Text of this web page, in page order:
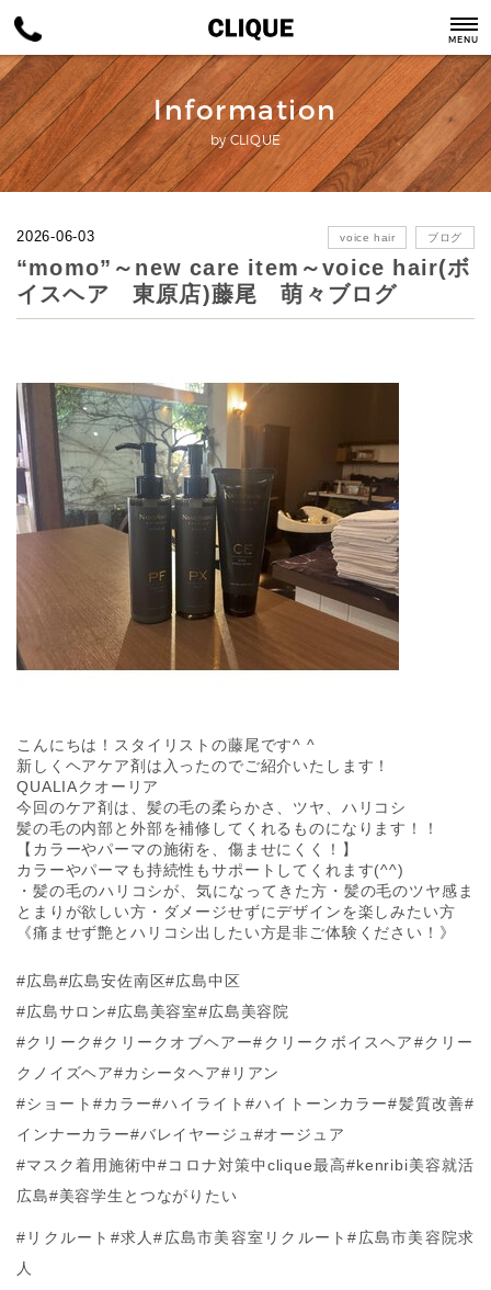
MENU
Information
by CLIQUE
2026-06-03 voice hair ブログ
“momo”～new care item～voice hair(ボ
イスヘア 東原店)藤尾 萌々ブログ
こんにちは！スタイリストの藤尾です^ ^
新しくヘアケア剤は入ったのでご紹介いたします！
QUALIAクオーリア
今回のケア剤は、髪の毛の柔らかさ、ツヤ、ハリコシ
髪の毛の内部と外部を補修してくれるものになります！！
【カラーやパーマの施術を、傷ませにくく！】
カラーやパーマも持続性もサポートしてくれます(^^)
・髪の毛のハリコシが、気になってきた方・髪の毛のツヤ感ま
とまりが欲しい方・ダメージせずにデザインを楽しみたい方
《痛ませず艶とハリコシ出したい方是非ご体験ください！》
#広島#広島安佐南区#広島中区
#広島サロン#広島美容室#広島美容院
#クリーク#クリークオブヘアー#クリークボイスヘア#クリー
クノイズヘア#カシータヘア#リアン
#ショート#カラー#ハイライト#ハイトーンカラー#髪質改善#
インナーカラー#バレイヤージュ#オージュア
#マスク着用施術中#コロナ対策中clique最高#kenribi美容就活
広島#美容学生とつながりたい
#リクルート#求人#広島市美容室リクルート#広島市美容院求
人